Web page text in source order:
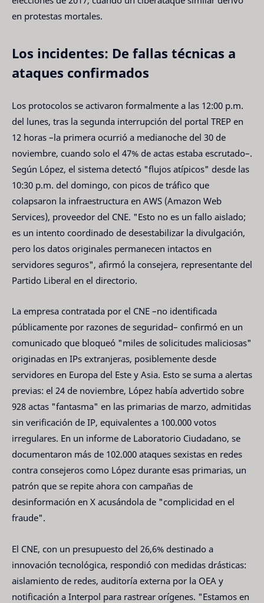
en protestas mortales.
Los incidentes: De fallas técnicas a
ataques confirmados
Los protocolos se activaron formalmente a las 12:00 p.m.
del lunes, tras la segunda interrupción del portal TREP en
12 horas –la primera ocurrió a medianoche del 30 de
noviembre, cuando solo el 47% de actas estaba escrutado–.
Según López, el sistema detectó "flujos atípicos" desde las
10:30 p.m. del domingo, con picos de tráfico que
colapsaron la infraestructura en AWS (Amazon Web
Services), proveedor del CNE. "Esto no es un fallo aislado;
es un intento coordinado de desestabilizar la divulgación,
pero los datos originales permanecen intactos en
servidores seguros", afirmó la consejera, representante del
Partido Liberal en el directorio.
La empresa contratada por el CNE –no identificada
públicamente por razones de seguridad– confirmó en un
comunicado que bloqueó "miles de solicitudes maliciosas"
originadas en IPs extranjeras, posiblemente desde
servidores en Europa del Este y Asia. Esto se suma a alertas
previas: el 24 de noviembre, López había advertido sobre
928 actas "fantasma" en las primarias de marzo, admitidas
sin verificación de IP, equivalentes a 100.000 votos
irregulares. En un informe de Laboratorio Ciudadano, se
documentaron más de 102.000 ataques sexistas en redes
contra consejeros como López durante esas primarias, un
patrón que se repite ahora con campañas de
desinformación en X acusándola de "complicidad en el
fraude".
El CNE, con un presupuesto del 26,6% destinado a
innovación tecnológica, respondió con medidas drásticas:
aislamiento de redes, auditoría externa por la OEA y
notificación a Interpol para rastrear orígenes. "Estamos en